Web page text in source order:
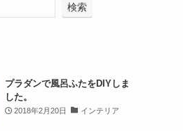
検索
プラダンで風呂ふたをDIYしま
した。
2018年2月20日 インテリア